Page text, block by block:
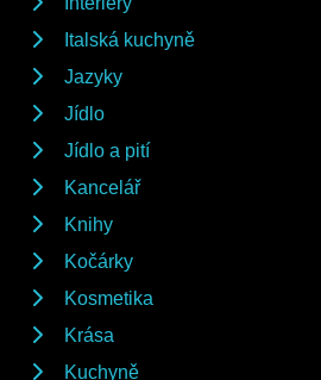
Italská kuchyně
Jazyky
Jídlo
Jídlo a pití
Kancelář
Knihy
Kočárky
Kosmetika
Krása
Kuchyně